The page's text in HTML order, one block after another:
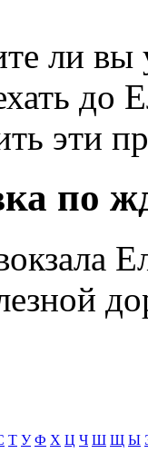
ли вы
до
эти
по
Т У Ф Х Ц Ч Ш Щ Ы